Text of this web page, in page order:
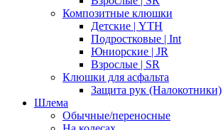
Композитные клюшки
Детские | YTH
Подростковые | Int
Юниорские | JR
Взрослые | SR
Клюшки для асфальта
Защита рук (Налокотники)
Шлема
Обычные/переносные